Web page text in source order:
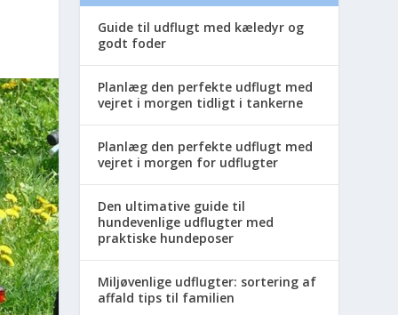
Guide til udflugt med kæledyr og
godt foder
Planlæg den perfekte udflugt med
vejret i morgen tidligt i tankerne
Planlæg den perfekte udflugt med
vejret i morgen for udflugter
Den ultimative guide til
hundevenlige udflugter med
praktiske hundeposer
Miljøvenlige udflugter: sortering af
affald tips til familien